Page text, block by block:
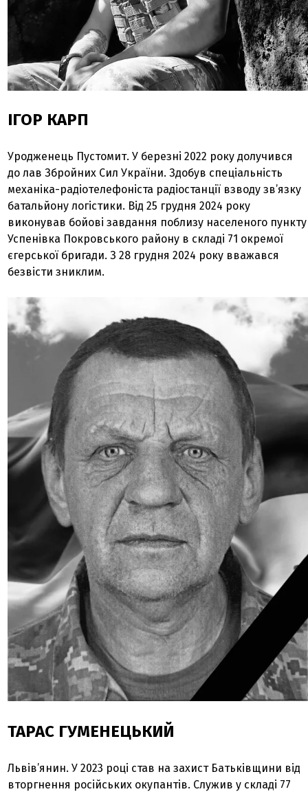
ІГОР КАРП
Уродженець Пустомит. У березні 2022 року долучився
до лав Збройних Сил України. Здобув спеціальність
механіка-радіотелефоніста радіостанції взводу зв’язку
батальйону логістики. Від 25 грудня 2024 року
виконував бойові завдання поблизу населеного пункту
Успенівка Покровського району в складі 71 окремої
єгерської бригади. З 28 грудня 2024 року вважався
безвісти зниклим.
ТАРАС ГУМЕНЕЦЬКИЙ
Львів’янин. У 2023 році став на захист Батьківщини від
вторгнення російських окупантів. Служив у складі 77